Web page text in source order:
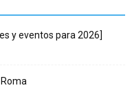
y eventos para 2026]